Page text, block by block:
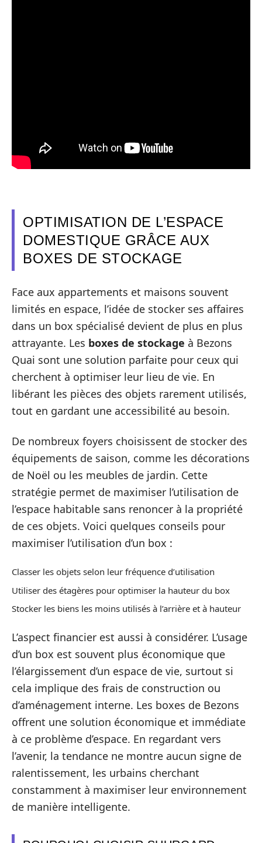
OPTIMISATION DE L’ESPACE
DOMESTIQUE GRÂCE AUX
BOXES DE STOCKAGE
Face aux appartements et maisons souvent
limités en espace, l’idée de stocker ses affaires
dans un box spécialisé devient de plus en plus
attrayante. Les boxes de stockage à Bezons
Quai sont une solution parfaite pour ceux qui
cherchent à optimiser leur lieu de vie. En
libérant les pièces des objets rarement utilisés,
tout en gardant une accessibilité au besoin.
De nombreux foyers choisissent de stocker des
équipements de saison, comme les décorations
de Noël ou les meubles de jardin. Cette
stratégie permet de maximiser l’utilisation de
l’espace habitable sans renoncer à la propriété
de ces objets. Voici quelques conseils pour
maximiser l’utilisation d’un box :
Classer les objets selon leur fréquence d’utilisation
Utiliser des étagères pour optimiser la hauteur du box
Stocker les biens les moins utilisés à l’arrière et à hauteur
L’aspect financier est aussi à considérer. L’usage
d’un box est souvent plus économique que
l’élargissement d’un espace de vie, surtout si
cela implique des frais de construction ou
d’aménagement interne. Les boxes de Bezons
offrent une solution économique et immédiate
à ce problème d’espace. En regardant vers
l’avenir, la tendance ne montre aucun signe de
ralentissement, les urbains cherchant
constamment à maximiser leur environnement
de manière intelligente.